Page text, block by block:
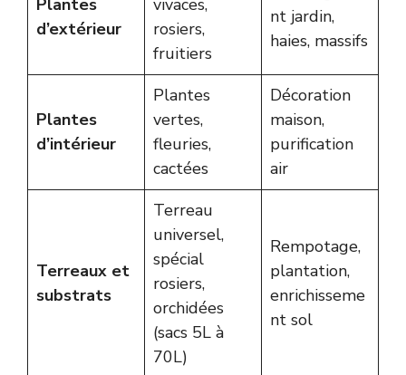
Plantes
d’extérieur
vivaces,
rosiers,
fruitiers
nt jardin,
haies, massifs
Plantes
d’intérieur
Plantes
vertes,
fleuries,
cactées
Décoration
maison,
purification
air
Terreaux et
substrats
Terreau
universel,
spécial
rosiers,
orchidées
(sacs 5L à
70L)
Rempotage,
plantation,
enrichisseme
nt sol